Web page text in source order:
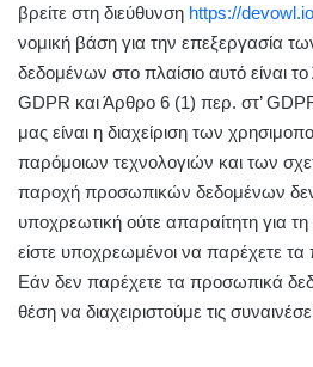
βρείτε στη διεύθυνση https://
νομική βάση για την επεξεργασία
δεδομένων στο πλαίσιο αυτό είναι
GDPR και Άρθρο 6 (1) περ. στ’
μας είναι η διαχείριση των
παρόμοιων τεχνολογιών και των
παροχή προσωπικών δεδομένων δεν
υποχρεωτική ούτε απαραίτητη για
είστε υποχρεωμένοι να παρέχετε
Εάν δεν παρέχετε τα προσωπικά
θέση να διαχειριστούμε τις